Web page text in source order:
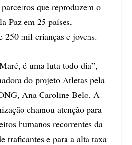
que reproduzem o
Paz em 25 países,
250 mil crianças e jovens.
é uma luta todo dia”,
do projeto Atletas pela
Ana Caroline Belo. A
chamou atenção para
humanos recorrentes da
traficantes e para a alta taxa